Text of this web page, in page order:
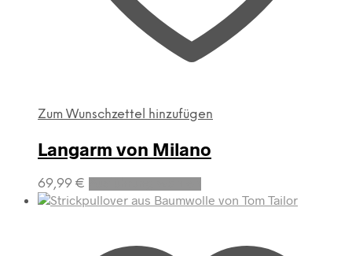
Zum Wunschzettel hinzufügen
Langarm von Milano
69,99 €
Dieses
Produkt